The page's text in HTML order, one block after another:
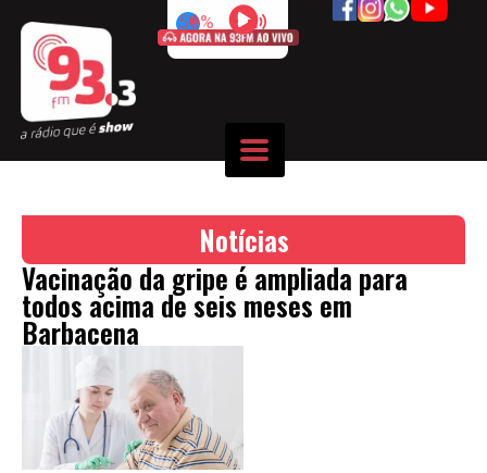
50%
Notícias
Vacinação da gripe é ampliada para
todos acima de seis meses em
Barbacena